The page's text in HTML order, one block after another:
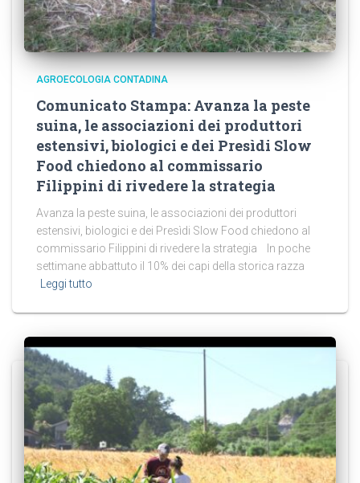
AGROECOLOGIA CONTADINA
Comunicato Stampa: Avanza la peste
suina, le associazioni dei produttori
estensivi, biologici e dei Presìdi Slow
Food chiedono al commissario
Filippini di rivedere la strategia
Avanza la peste suina, le associazioni dei produttori
estensivi, biologici e dei Presìdi Slow Food chiedono al
commissario Filippini di rivedere la strategia In poche
settimane abbattuto il 10% dei capi della storica razza
Leggi tutto